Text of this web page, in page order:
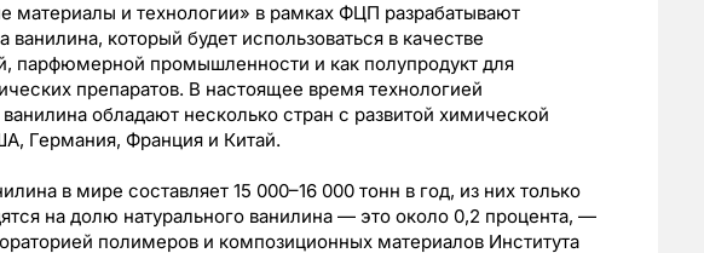
материалы и технологии» в рамках ФЦП разрабатывают
ванилина, который будет использоваться в качестве
парфюмерной промышленности и как полупродукт для
препаратов. В настоящее время технологией
обладают несколько стран с развитой химической
Германия, Франция и Китай.
в мире составляет 15 000–16 000 тонн в год, из них только
на долю натурального ванилина — это около 0,2 процента, —
полимеров и композиционных материалов Института